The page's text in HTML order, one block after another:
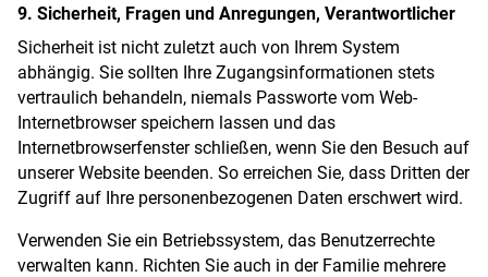
9. Sicherheit, Fragen und Anregungen, Verantwortlicher
Sicherheit ist nicht zuletzt auch von Ihrem System
abhängig. Sie sollten Ihre Zugangsinformationen stets
vertraulich behandeln, niemals Passworte vom Web-
Internetbrowser speichern lassen und das
Internetbrowserfenster schließen, wenn Sie den Besuch auf
unserer Website beenden. So erreichen Sie, dass Dritten der
Zugriff auf Ihre personenbezogenen Daten erschwert wird.
Verwenden Sie ein Betriebssystem, das Benutzerrechte
verwalten kann. Richten Sie auch in der Familie mehrere